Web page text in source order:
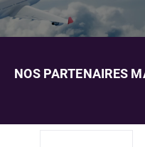
NOS PARTENAIRES